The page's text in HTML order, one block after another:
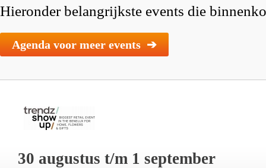
Hieronder belangrijkste events die
Agenda voor meer events ➔
30 augustus t/m 1 september